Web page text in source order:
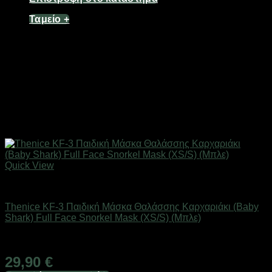
Ταμείο +
Quick View
Thenice KF-3 Παιδική Μάσκα Θαλάσσης Καρχαριάκι (Baby
Shark) Full Face Snorkel Mask (XS/S) (Mπλε)
29,90 €